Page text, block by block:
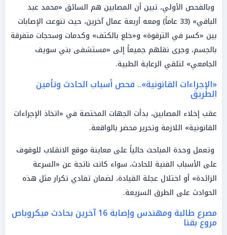
وبالفحص الأولي، تبين أن المصابين هم السائق «محمد عبد
الباقي» (33 عاماً) ومعه أربعة عمال آخرين، حيث تنوعت الإصابات
بين «كسر في الترقوة» و«خلع بالكتف» وكدمات وسحجات متفرقة
بالجسم، وجرى نقلهم جميعاً إلى «مستشفى بني سويف
الجامعي» لتلقي الرعاية الطبية.
«الإجراءات القانونية».. فحص أسباب الحادث وتأمين
الطريق
عقب إخلاء المصابين، بدأت الجهات المختصة في «اتخاذ الإجراءات
القانونية» اللازمة وتحرير محضر بالواقعة.
وتعمل وحدة المباحث حالياً على معاينة موقع الانقلاب للوقوف
على الأسباب الفنية للحادث، سواء كانت ناتجة عن «السرعة
الزائدة» أو اختلال عجلة القيادة، لضمان تفادي تكرار مثل هذه
الحوادث على الطرق السريعة.
مصرع طالبة ومهندس وإصابة 16 آخرين بحادث ميكروباص
مروع بقنا